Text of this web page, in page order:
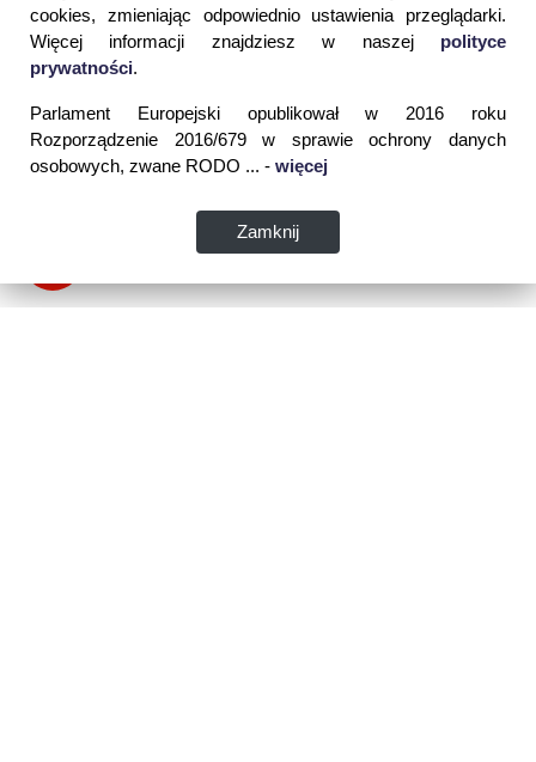
cookies, zmieniając odpowiednio ustawienia przeglądarki.
Więcej informacji znajdziesz w naszej polityce
prywatności.
Parlament Europejski opublikował w 2016 roku
Rozporządzenie 2016/679 w sprawie ochrony danych
osobowych, zwane RODO ... - więcej
Zamknij